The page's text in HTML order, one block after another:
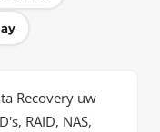
Recovery uw
RAID, NAS,